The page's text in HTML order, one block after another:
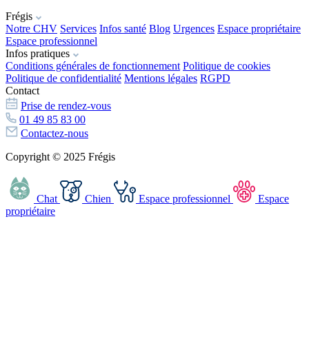
Frégis
Notre CHV Services Infos santé Blog Urgences Espace propriétaire
Espace professionnel
Infos pratiques
Conditions générales de fonctionnement Politique de cookies
Politique de confidentialité Mentions légales RGPD
Contact
Prise de rendez-vous
01 49 85 83 00
Contactez-nous
Copyright © 2025 Frégis
Chat Chien Espace professionnel
Espace
propriétaire